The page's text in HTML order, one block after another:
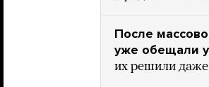
После
уже обещали
их решили даже